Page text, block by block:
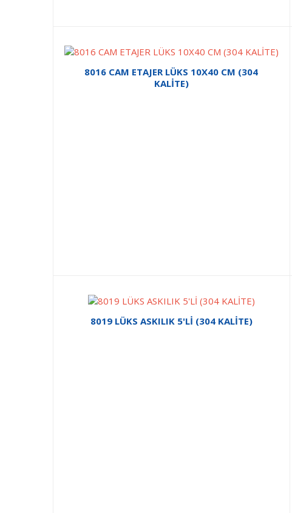
8016 CAM ETAJER LÜKS 10X40 CM (304
KALİTE)
8019 LÜKS ASKILIK 5'Lİ (304 KALİTE)